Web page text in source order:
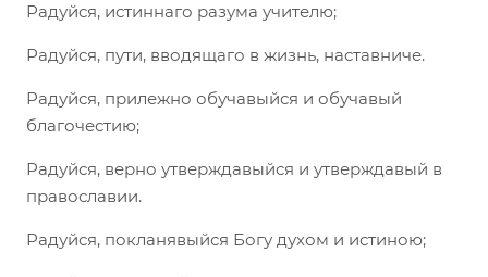
Радуйся, истиннаго разума учителю;
Радуйся, пути, вводящаго в жизнь, наставниче.
Радуйся, прилежно обучавыйся и обучавый
благочестию;
Радуйся, верно утверждавыйся и утверждавый в
православии.
Радуйся, покланявыйся Богу духом и истиною;